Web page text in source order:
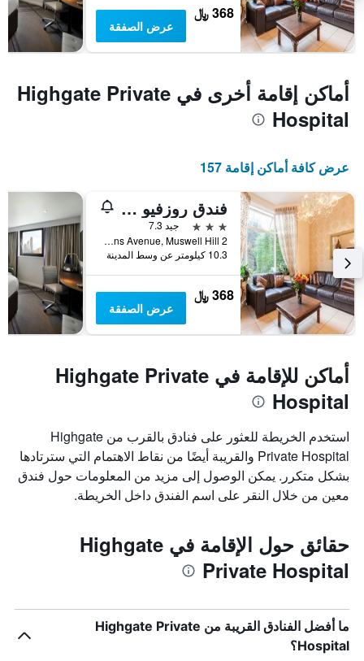
368 ﷼
عرض الصفقة
أماكن إقامة أخرى في Highgate Private
Hospital
عرض كافة أماكن إقامة 157
فندق روزفيو أليكساندرا بالاس
3 نجوم
جيد 7.3
2 Queens Avenue, Muswell Hill, لندن, المملكة المتحدة
10.3 كيلومتر عن وسط المدينة
368 ﷼
عرض الصفقة
أماكن للإقامة في Highgate Private
Hospital
استخدم الخريطة للعثور على فنادق بالقرب من Highgate
Private Hospital والقريبة أيضًا من نقاط الاهتمام التي سترتادها
بشكل متكرر. يمكن الوصول إلى مزيد من المعلومات حول فندق
معين من خلال النقر على اسم الفندق داخل الخريطة.
حقائق حول الإقامة في Highgate
Private Hospital
ما أفضل الفنادق القريبة من Highgate Private
Hospital؟